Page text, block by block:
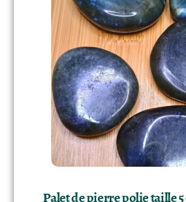
Palet de pierre polie taille